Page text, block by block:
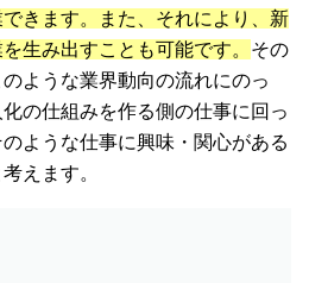
きます。また、それにより、新
生み出すことも可能です。 その
ような業界動向の流れにのっ
の仕組みを作る側の仕事に回っ
ような仕事に興味・関心がある
えます。